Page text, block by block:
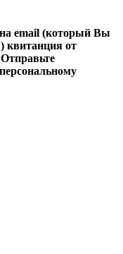
email (который Вы
квитанция от